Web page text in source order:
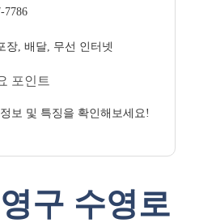
7786
장, 배달, 무선 인터넷
포인트
보 및 특징을 확인해보세요!
구 수영로